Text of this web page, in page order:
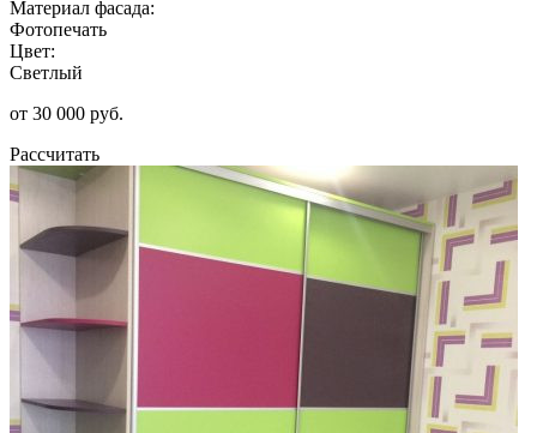
Материал фасада:
Фотопечать
Цвет:
Светлый
от 30 000 руб.
Рассчитать